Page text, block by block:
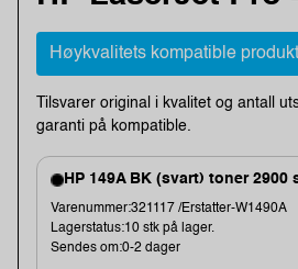
Høykvalitets kompatible
Tilsvarer original i kvalitet og antall
garanti på kompatible.
HP 149A BK (svart) toner 2900
Varenummer:321117 /Erstatter-W1490A
Lagerstatus:10 stk på lager.
Sendes om:0-2 dager